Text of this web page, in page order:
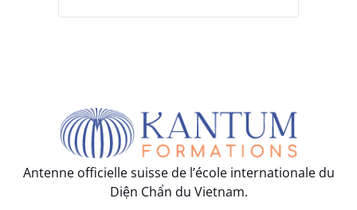
Antenne officielle suisse de l’école internationale du
Diện Chẩn du Vietnam.